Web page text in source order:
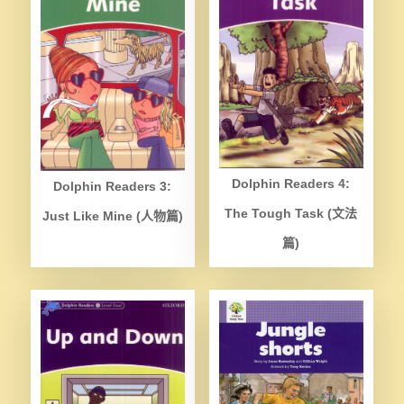
Dolphin Readers 3:
Just Like Mine (人物篇)
Dolphin Readers 4:
The Tough Task (文法
篇)